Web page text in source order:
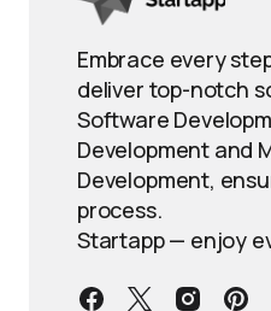
Embrace every
deliver top-notch
Software
Development and
Development,
process.
Startapp — enjoy